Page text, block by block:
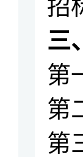
招
三、
第
第
第